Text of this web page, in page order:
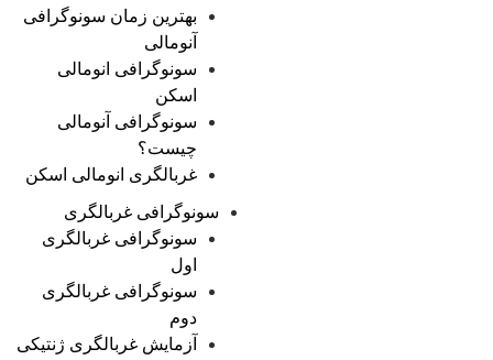
بهترین زمان سونوگرافی
آنومالی
سونوگرافی انومالی
اسکن
سونوگرافی آنومالی
چیست؟
غربالگری انومالی اسکن
سونوگرافی غربالگری
سونوگرافی غربالگری
اول
سونوگرافی غربالگری
دوم
آزمایش غربالگری ژنتیکی